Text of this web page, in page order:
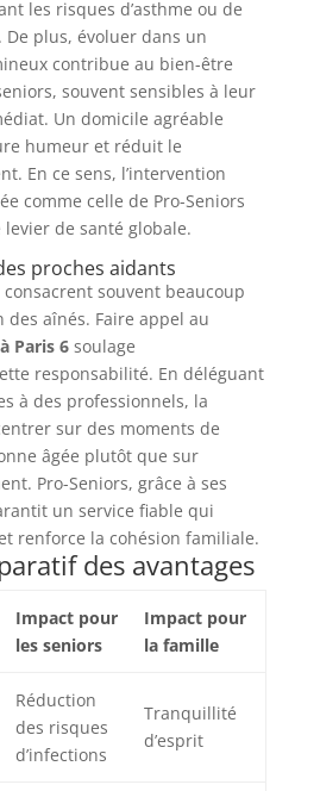
les risques d’asthme ou de
plus, évoluer dans un
contribue au bien-être
souvent sensibles à leur
Un domicile agréable
humeur et réduit le
En ce sens, l’intervention
comme celle de Pro-Seniors
de santé globale.
proches aidants
souvent beaucoup
aînés. Faire appel au
Paris 6soulage
responsabilité. En déléguant
à des professionnels, la
sur des moments de
âgée plutôt que sur
Pro-Seniors, grâce à ses
un service fiable qui
renforce la cohésion familiale.
des avantages
Impact pour
les seniors
Impact pour
la famille
Réduction
des risques
d’infections
Tranquillité
d’esprit